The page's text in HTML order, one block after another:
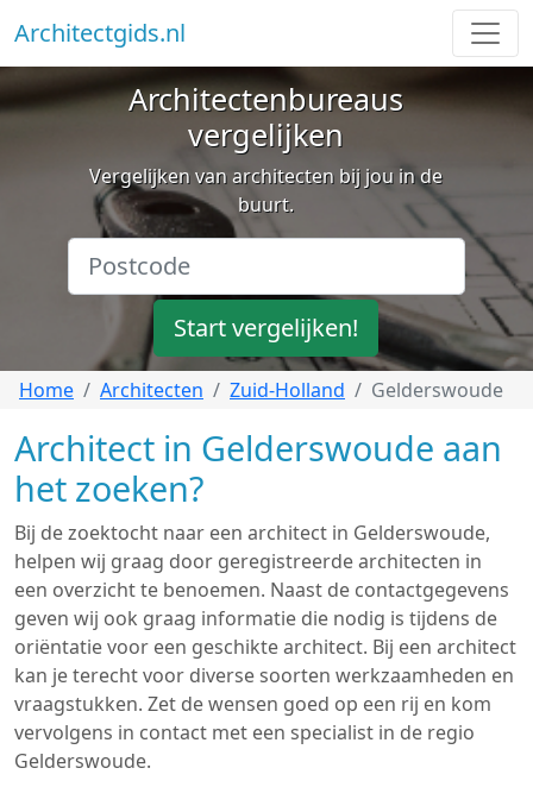
Architectgids.nl
Architectenbureaus
vergelijken
Vergelijken van architecten bij jou in de
buurt.
Start vergelijken!
Home Architecten Zuid-Holland Gelderswoude
Architect in Gelderswoude aan
het zoeken?
Bij de zoektocht naar een architect in Gelderswoude,
helpen wij graag door geregistreerde architecten in
een overzicht te benoemen. Naast de contactgegevens
geven wij ook graag informatie die nodig is tijdens de
oriëntatie voor een geschikte architect. Bij een architect
kan je terecht voor diverse soorten werkzaamheden en
vraagstukken. Zet de wensen goed op een rij en kom
vervolgens in contact met een specialist in de regio
Gelderswoude.